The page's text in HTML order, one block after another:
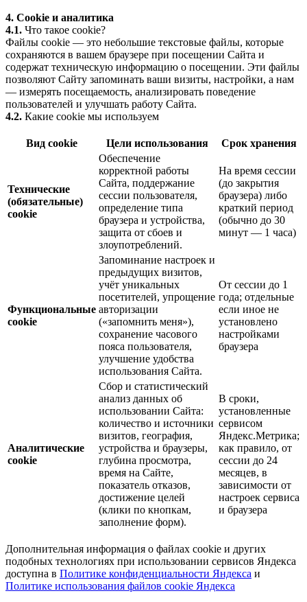
4. Cookie и аналитика
4.1. Что такое cookie?
Файлы cookie — это небольшие текстовые файлы, которые
сохраняются в вашем браузере при посещении Сайта и
содержат техническую информацию о посещении. Эти файлы
позволяют Сайту запоминать ваши визиты, настройки, а нам
— измерять посещаемость, анализировать поведение
пользователей и улучшать работу Сайта.
4.2. Какие cookie мы используем
Вид cookie Цели использования Срок хранения
Технические
(обязательные)
cookie
Обеспечение
корректной работы
Сайта, поддержание
сессии пользователя,
определение типа
браузера и устройства,
защита от сбоев и
злоупотреблений.
На время сессии
(до закрытия
браузера) либо
краткий период
(обычно до 30
минут — 1 часа)
Функциональные
cookie
Запоминание настроек и
предыдущих визитов,
учёт уникальных
посетителей, упрощение
авторизации
(«запомнить меня»),
сохранение часового
пояса пользователя,
улучшение удобства
использования Сайта.
От сессии до 1
года; отдельные
если иное не
установлено
настройками
браузера
Аналитические
cookie
Сбор и статистический
анализ данных об
использовании Сайта:
количество и источники
визитов, география,
устройства и браузеры,
глубина просмотра,
время на Сайте,
показатель отказов,
достижение целей
(клики по кнопкам,
заполнение форм).
В сроки,
установленные
сервисом
Яндекс.Метрика;
как правило, от
сессии до 24
месяцев, в
зависимости от
настроек сервиса
и браузера
Дополнительная информация о файлах cookie и других
подобных технологиях при использовании сервисов Яндекса
доступна в Политике конфиденциальности Яндекса и
Политике использования файлов cookie Яндекса